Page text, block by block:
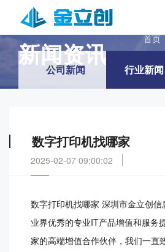
新闻资讯 首页
公司新闻 行业新闻
数字打印机找哪家
2025-02-07 09:00:02
数字打印机找哪家 深圳市金立创
业界优秀的专业IT产品增值和服务
家的高端增值合作伙伴，我们一直